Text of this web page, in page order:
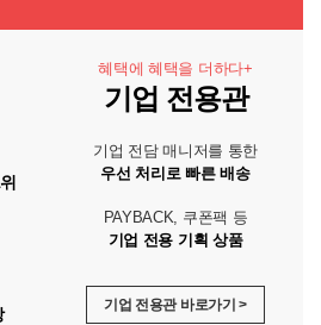
혜택에 혜택을 더하다+
기업 전용관
기업 전담 매니저를 통한
우선 처리로 빠른 배송
PAYBACK, 쿠폰팩 등
기업 전용 기획 상품
기업 전용관 바로가기 >